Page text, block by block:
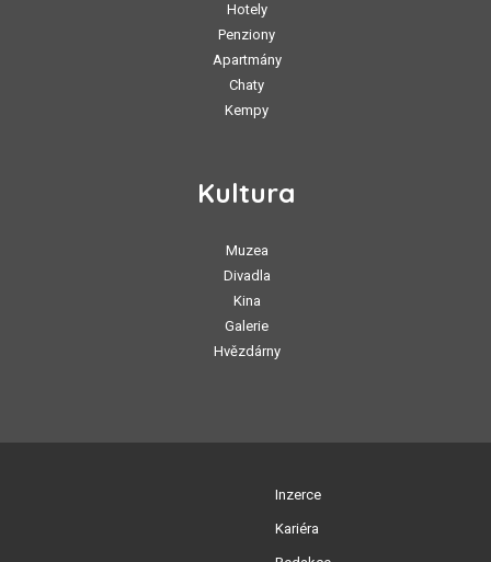
Hotely
Penziony
Apartmány
Chaty
Kempy
Kultura
Muzea
Divadla
Kina
Galerie
Hvězdárny
Inzerce
Kariéra